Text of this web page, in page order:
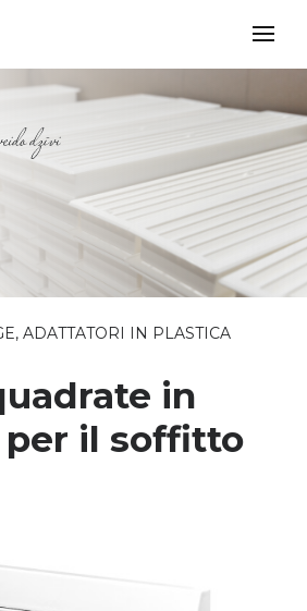
ADATTATORI IN PLASTICA
in
per il soffitto